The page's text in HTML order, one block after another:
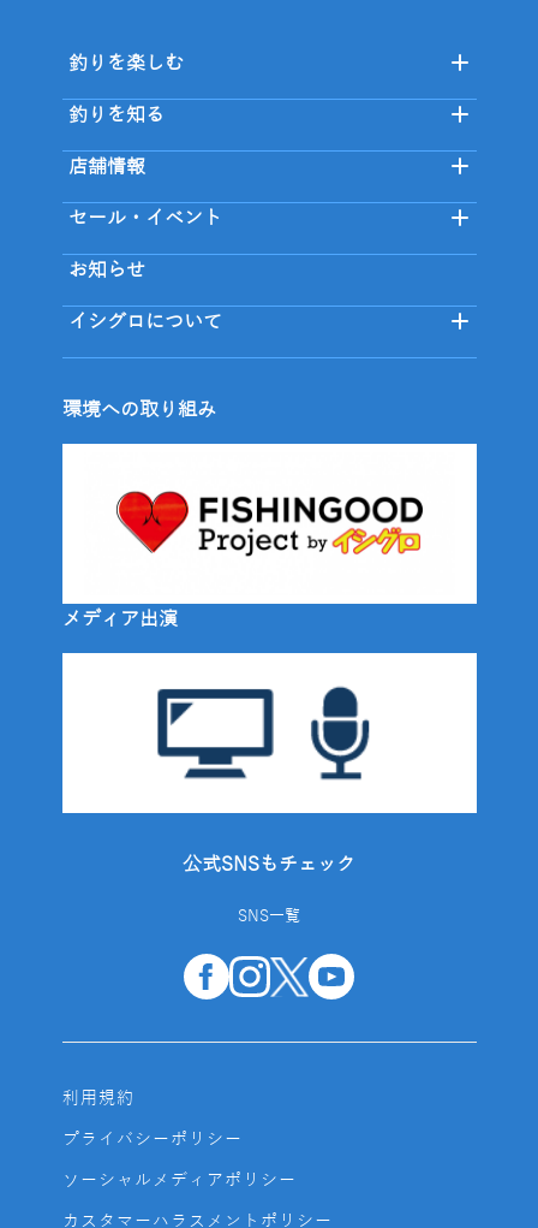
釣りを楽しむ
釣りを知る
店舗情報
セール・イベント
お知らせ
イシグロについて
環境への取り組み
メディア出演
公式SNSもチェック
SNS一覧
利用規約
プライバシーポリシー
ソーシャルメディアポリシー
カスタマーハラスメントポリシー